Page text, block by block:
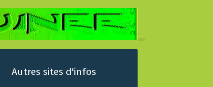
Autres sites d'infos